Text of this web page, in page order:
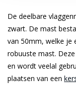
De deelbare
zwart. De mast
van 50mm, welke je
robuuste mast.
en wordt veelal
plaatsen van een